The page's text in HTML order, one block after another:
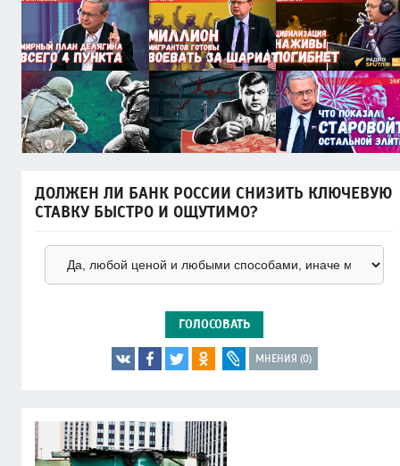
ДОЛЖЕН ЛИ БАНК РОССИИ СНИЗИТЬ КЛЮЧЕВУЮ
СТАВКУ БЫСТРО И ОЩУТИМО?
ГОЛОСОВАТЬ
МНЕНИЯ (0)